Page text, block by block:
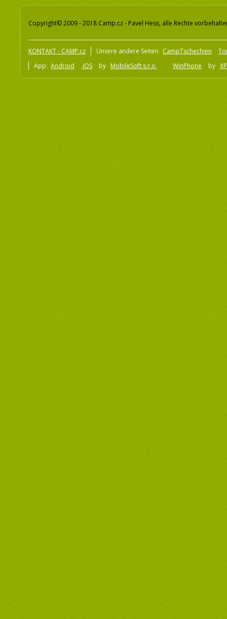
Copyright© 2009 - 2018 Camp.cz - Pavel Hess, alle Rechte
KONTAKT - CAMP.cz Unsere andere Seiten: CampTschechien
App: Android iOS by MobileSoft s.r.o WinPhone by